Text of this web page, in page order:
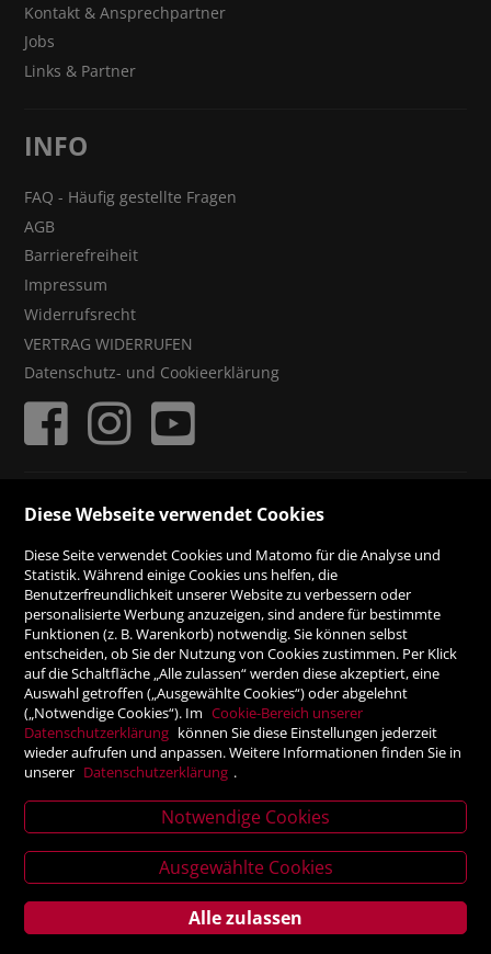
letter
Kontakt & Ansprechpartner
Jobs
Links & Partner
INFO
FAQ - Häufig gestellte Fragen
AGB
Barrierefreiheit
Impressum
Widerrufsrecht
VERTRAG WIDERRUFEN
Datenschutz- und Cookieerklärung
ZAHLUNGSMÖGLICHKEITEN
Rechnung
Vorauskasse
SICHER ONLINE SHOPPEN!
Diese Webseite verwendet Cookies
Diese Seite verwendet Cookies und Matomo für die Analyse und
Statistik. Während einige Cookies uns helfen, die
Benutzerfreundlichkeit unserer Website zu verbessern oder
personalisierte Werbung anzuzeigen, sind andere für bestimmte
Funktionen (z. B. Warenkorb) notwendig. Sie können selbst
entscheiden, ob Sie der Nutzung von Cookies zustimmen. Per Klick
auf die Schaltfläche „Alle zulassen“ werden diese akzeptiert, eine
Auswahl getroffen („Ausgewählte Cookies“) oder abgelehnt
(„Notwendige Cookies“). Im Cookie-Bereich unserer
Datenschutzerklärung können Sie diese Einstellungen jederzeit
wieder aufrufen und anpassen. Weitere Informationen finden Sie in
unserer Datenschutzerklärung .
Notwendige Cookies
Ausgewählte Cookies
Alle zulassen